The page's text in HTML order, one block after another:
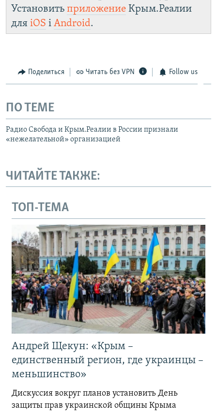
Установить приложение Крым.Реалии
для iOS і Android.
Поделиться Читать без VPN Follow us
ПО ТЕМЕ
Радио Свобода и Крым.Реалии в России признали
«нежелательной» организацией
ЧИТАЙТЕ ТАКЖЕ:
ТОП-ТЕМА
Андрей Щекун: «Крым –
единственный регион, где украинцы –
меньшинство»
Дискуссия вокруг планов установить День
защиты прав украинской общины Крыма